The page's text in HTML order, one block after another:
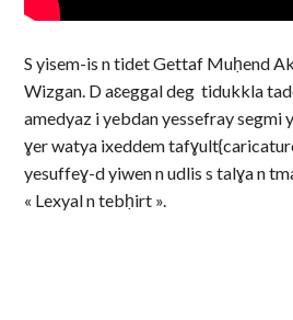
S yisem-is n tidet Gettaf Muḥend
Wizgan. D aɛeggal deg tidukkla
amedyaz i yebdan yessefray segmi
ɣer watya ixeddem
yesuffeɣ-d yiwen n udlis s talɣa n
« Lexyal n tebḥirt ».